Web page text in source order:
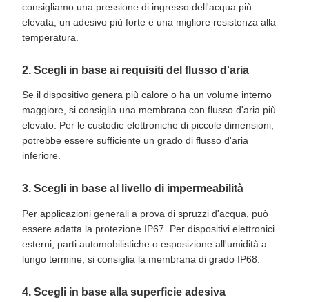
consigliamo una pressione di ingresso dell'acqua più
elevata, un adesivo più forte e una migliore resistenza alla
temperatura.
2. Scegli in base ai requisiti del flusso d'aria
Se il dispositivo genera più calore o ha un volume interno
maggiore, si consiglia una membrana con flusso d'aria più
elevato. Per le custodie elettroniche di piccole dimensioni,
potrebbe essere sufficiente un grado di flusso d'aria
inferiore.
3. Scegli in base al livello di impermeabilità
Per applicazioni generali a prova di spruzzi d'acqua, può
essere adatta la protezione IP67. Per dispositivi elettronici
esterni, parti automobilistiche o esposizione all'umidità a
lungo termine, si consiglia la membrana di grado IP68.
4. Scegli in base alla superficie adesiva